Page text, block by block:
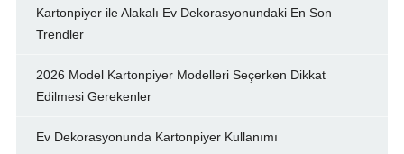
Kartonpiyer ile Alakalı Ev Dekorasyonundaki En Son
Trendler
2026 Model Kartonpiyer Modelleri Seçerken Dikkat
Edilmesi Gerekenler
Ev Dekorasyonunda Kartonpiyer Kullanımı